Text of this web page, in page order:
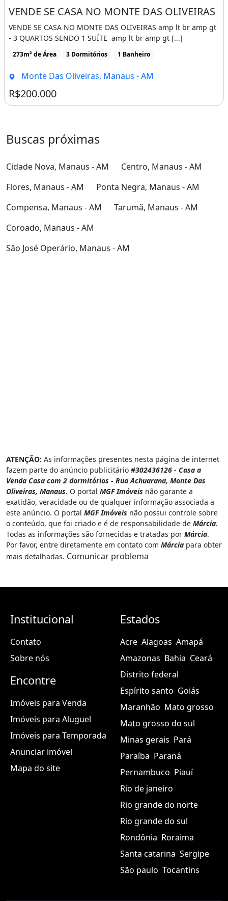
VENDE SE CASA NO MONTE DAS OLIVEIRAS
VENDE SE CASA NO MONTE DAS OLIVEIRAS amp lt br amp gt
- 3 QUARTOS SENDO 1 SUÍTE amp lt br amp gt [...]
273m² de Área 3 Dormitórios 1 Banheiro
Monte Das Oliveiras, Manaus - AM
R$200.000
Buscas próximas
Cidade Nova, Manaus - AM
Centro, Manaus - AM
Flores, Manaus - AM
Ponta Negra, Manaus - AM
Compensa, Manaus - AM
Tarumã, Manaus - AM
Coroado, Manaus - AM
São José Operário, Manaus - AM
ATENÇÃO: As informações presentes nesta página de internet
fazem parte do anúncio publicitário #302436126 - Casa a
Venda Casa com 2 dormitórios - Rua Achuarana, Monte Das
Oliveiras, Manaus. O portal MGF Imóveis não garante a
exatidão, veracidade ou de qualquer informação associada a
este anúncio. O portal MGF Imóveis não possui controle sobre
o conteúdo, que foi criado e é de responsabilidade de Márcia.
Todas as informações são fornecidas e tratadas por Márcia.
Por favor, entre diretamente em contato com Márcia para obter
mais detalhadas. Comunicar problema
Institucional
Contato
Sobre nós
Encontre
Imóveis para Venda
Imóveis para Aluguel
Imóveis para Temporada
Anunciar imóvel
Mapa do site
Estados
Acre Alagoas Amapá
Amazonas Bahia Ceará
Distrito federal
Espírito santo Goiás
Maranhão Mato grosso
Mato grosso do sul
Minas gerais Pará
Paraíba Paraná
Pernambuco Piauí
Rio de janeiro
Rio grande do norte
Rio grande do sul
Rondônia Roraima
Santa catarina Sergipe
São paulo Tocantins